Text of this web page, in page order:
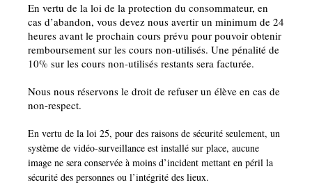
En vertu de la loi de la protection du consommateur, en
cas d’abandon, vous devez nous avertir un minimum de 24
heures avant le prochain cours prévu pour pouvoir obtenir
remboursement sur les cours non-utilisés. Une pénalité de
10% sur les cours non-utilisés restants sera facturée.
Nous nous réservons le droit de refuser un élève en cas de
non-respect.
En vertu de la loi 25, pour des raisons de sécurité seulement, un
système de vidéo-surveillance est installé sur place, aucune
image ne sera conservée à moins d’incident mettant en péril la
sécurité des personnes ou l’intégrité des lieux.